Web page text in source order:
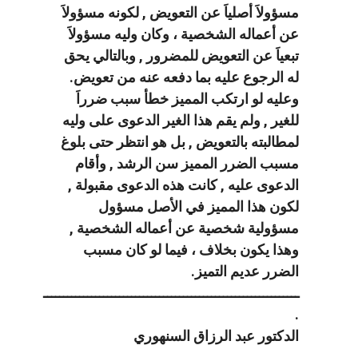
مسؤولاَ أصلياَ عن التعويض , لكونه مسؤولاَ
عن أعماله الشخصية ، وكان وليه مسؤولاَ
تبعياَ عن التعويض للمضرور , وبالتالي يحق
له الرجوع عليه بما دفعه عنه من تعويض.
وعليه لو ارتكب المميز خطأ سبب ضرراَ
للغير , ولم يقم هذا الغير الدعوى على وليه
لمطالبته بالتعويض , بل هو انتظر حتى بلوغ
مسبب الضرر المميز سن الرشد , وأقام
الدعوى عليه , كانت هذه الدعوى مقبولة ,
لكون هذا المميز في الأصل مسؤول
مسؤولية شخصية عن أعماله الشخصية ,
وهذا يكون بخلاف ، فيما لو كان مسبب
الضرر عديم التميز.
ــــــــــــــــــــــــــــــــــــــــــــــــــــــــــــــــ
.
الدكتور عبد الرزاق السنهوري